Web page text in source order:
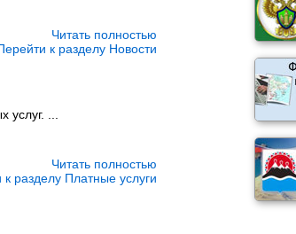
Читать полностью
к разделу Новости
...
Читать полностью
к разделу Платные услуги